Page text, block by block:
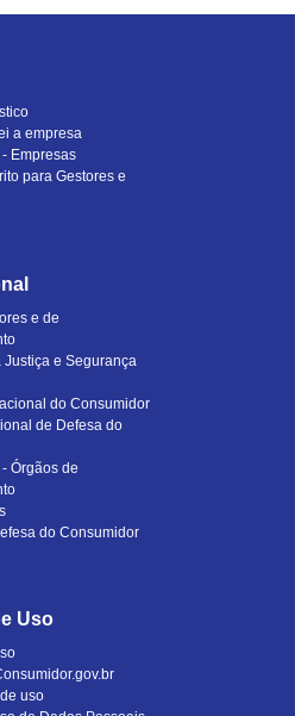
a empresa
Empresas
para Gestores e
e de
Justiça e Segurança
do Consumidor
de Defesa do
Órgãos de
do Consumidor
Uso
uso